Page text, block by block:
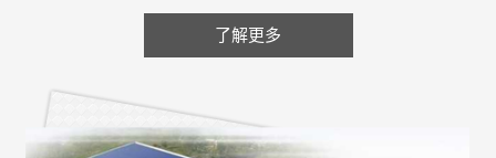
了解更多